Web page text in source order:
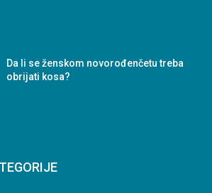
Da li se ženskom novorođenčetu treba
obrijati kosa?